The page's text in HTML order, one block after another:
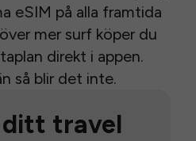
eSIM på alla framtida
mer surf köper du
direkt i appen.
så blir det inte.
travel